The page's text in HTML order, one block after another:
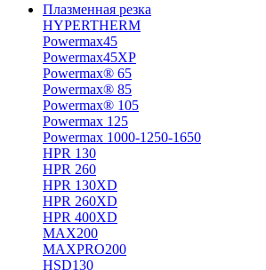
Плазменная резка
HYPERTHERM
Powermax45
Powermax45XP
Powermax® 65
Powermax® 85
Powermax® 105
Powermax 125
Powermax 1000-1250-1650
HPR 130
HPR 260
HPR 130XD
HPR 260XD
HPR 400XD
MAX200
MAXPRO200
HSD130